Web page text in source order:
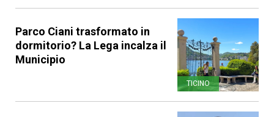
Parco Ciani trasformato in
dormitorio? La Lega incalza il
Municipio
TICINO